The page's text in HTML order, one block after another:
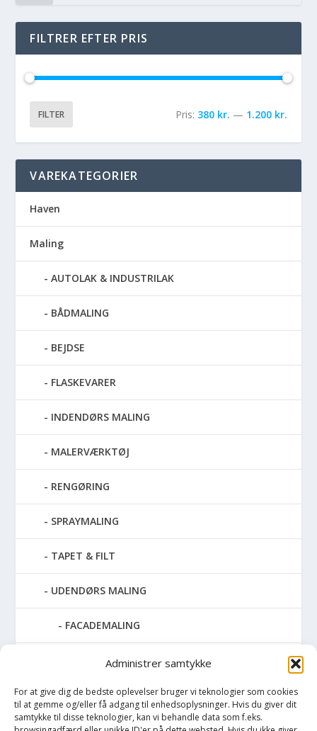
Administrer samtykke
For at give dig de bedste oplevelser bruger vi teknologier som cookies
til at gemme og/eller få adgang til enhedsoplysninger. Hvis du giver dit
samtykke til disse teknologier, kan vi behandle data som f.eks.
FILTRER EFTER PRIS
FILTER Pris: 380 kr. — 1.200 kr.
VAREKATEGORIER
Haven
Maling
AUTOLAK & INDUSTRILAK
BÅDMALING
BEJDSE
FLASKEVARER
INDENDØRS MALING
MALERVÆRKTØJ
RENGØRING
SPRAYMALING
TAPET & FILT
UDENDØRS MALING
FACADEMALING
METALMALING
TAGMALING